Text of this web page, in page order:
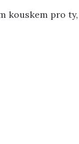
kouskem pro